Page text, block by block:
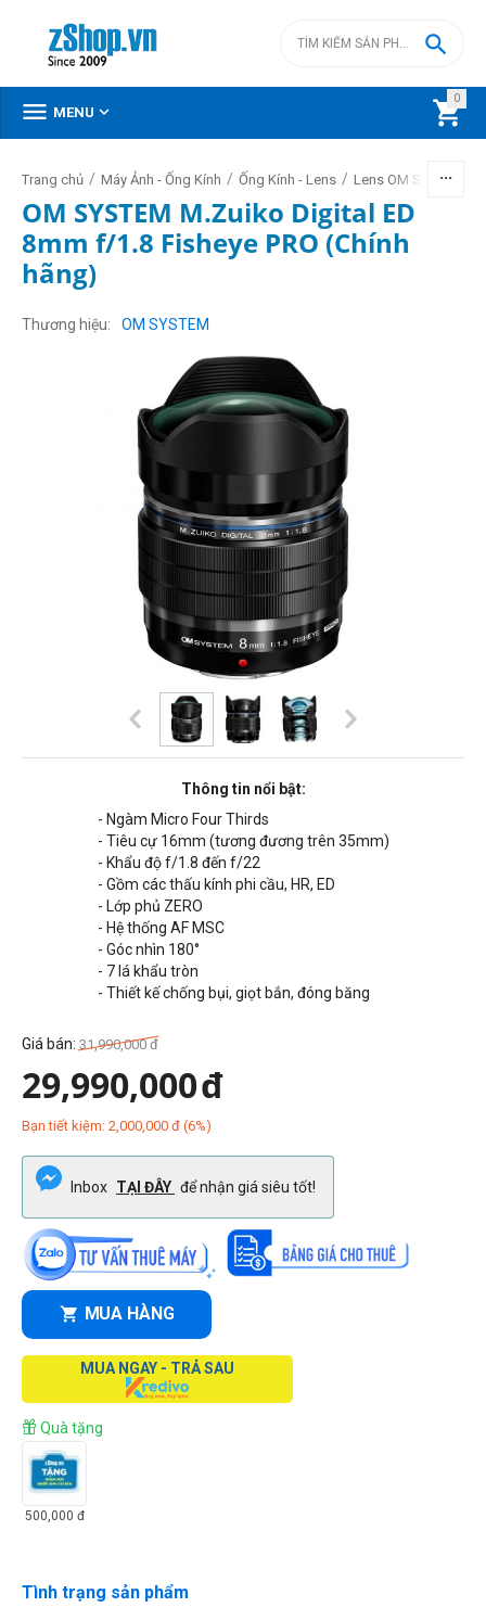
0


 MENU 
Trang chủ / Máy Ảnh - Ống Kính / Ống Kính - Lens / Lens OM System
OM SYSTEM M.Zuiko Digital ED
8mm f/1.8 Fisheye PRO (Chính
hãng)
Thương hiệu OM SYSTEM
Thông tin nổi bật:
- Ngàm Micro Four Thirds
- Tiêu cự 16mm (tương đương trên 35mm)
- Khẩu độ f/1.8 đến f/22
- Gồm các thấu kính phi cầu, HR, ED
- Lớp phủ ZERO
- Hệ thống AF MSC
- Góc nhìn 180°
- 7 lá khẩu tròn
- Thiết kế chống bụi, giọt bắn, đóng băng
Giá bán: 31,990,000 đ
29,990,000đ
Bạn tiết kiệm: 2,000,000 đ (6%)
Inbox TẠI ĐÂY để nhận giá siêu tốt!
MUA HÀNG
MUA NGAY - TRẢ SAU
Quà tặng
500,000 đ
Tình trạng sản phẩm